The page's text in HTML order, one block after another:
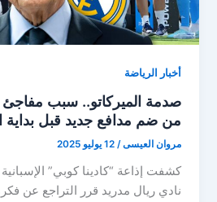
أخبار الرياضة
صدمة الميركاتو.. سبب مفاجئ
من ضم مدافع جديد قبل بداية
مروان العيسى/12 يوليو 2025
كشفت إذاعة “كادينا كوبي”
نادي ريال مدريد قرر التراجع عن